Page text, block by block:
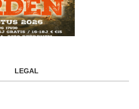
LEGAL